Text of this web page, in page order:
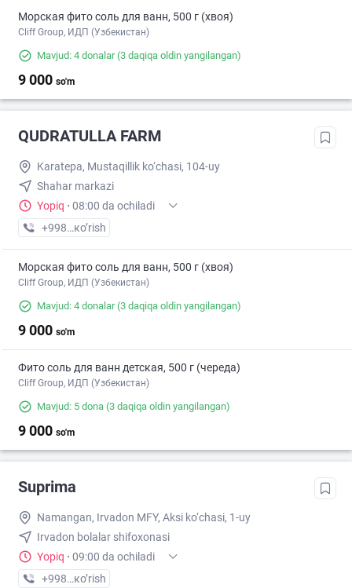
Морская фито соль для ванн, 500 г (хвоя)
Cliff Group, ИДП (Узбекистан)
Mavjud: 4 donalar(3 daqiqa oldin yangilangan)
9 000 so'm
QUDRATULLA FARM
Karatepa, Mustaqillik ko‘chasi, 104-uy
Shahar markazi
Yopiq · 08:00 da ochiladi
+998 (94) XXX-XX-XX
кo’rish
Морская фито соль для ванн, 500 г (хвоя)
Cliff Group, ИДП (Узбекистан)
Mavjud: 4 donalar(3 daqiqa oldin yangilangan)
9 000 so'm
Фито соль для ванн детская, 500 г (череда)
Cliff Group, ИДП (Узбекистан)
Mavjud: 5 dona (3 daqiqa oldin yangilangan)
9 000 so'm
Suprima
Namangan, Irvadon MFY, Aksi ko‘chasi, 1-uy
Irvadon bolalar shifoxonasi
Yopiq · 09:00 da ochiladi
+998 (95) XXX-XX-XX
кo’rish